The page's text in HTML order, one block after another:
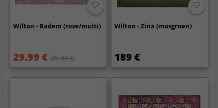
Wilton - Badem (roze/multi)
29.99 € 39.99 €
Wilton - Zina (mosgroen)
189 €